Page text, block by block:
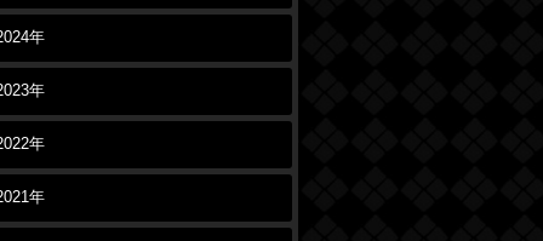
年
年
年
年